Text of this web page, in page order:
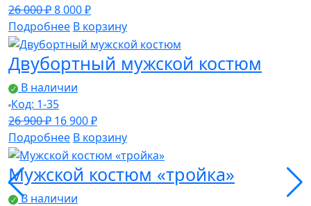
26 000₽Первоначальная
цена
составляла
26
000 ₽.
8 000₽Текущая
цена:
8
000 ₽.
Подробнее В корзину
Двубортный мужской костюм
В наличии
Код: 1-35
26 900₽ Первоначальная
цена
составляла
26
900 ₽.
16 900₽Текущая
цена:
16
900 ₽.
Подробнее В корзину
Мужской костюм «тройка»
В наличии